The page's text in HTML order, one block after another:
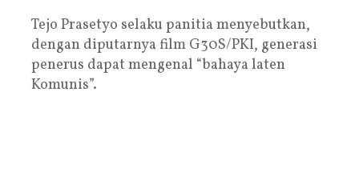
Tejo Prasetyo selaku panitia menyebutkan,
dengan diputarnya film G30S/PKI, generasi
penerus dapat mengenal “bahaya laten
Komunis”.